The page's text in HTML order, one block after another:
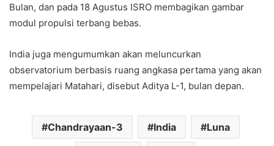
Bulan, dan pada 18 Agustus ISRO membagikan gambar
modul propulsi terbang bebas.
India juga mengumumkan akan meluncurkan
observatorium berbasis ruang angkasa pertama yang akan
mempelajari Matahari, disebut Aditya L-1, bulan depan.
Chandrayaan-3 India Luna